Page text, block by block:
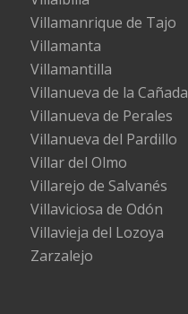
Villamanrique de Tajo
Villamanta
Villamantilla
Villanueva de la Cañada
Villanueva de Perales
Villanueva del Pardillo
Villar del Olmo
Villarejo de Salvanés
Villaviciosa de Odón
Villavieja del Lozoya
Zarzalejo